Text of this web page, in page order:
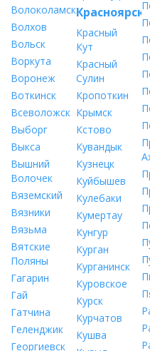
Волоколамск
Волхов
Вольск
Воркута
Воронеж
Воткинск
Всеволожск
Выборг
Выкса
Вышний
Волочек
Вяземский
Вязники
Вязьма
Вятские
Поляны
Гагарин
Гай
Гатчина
Геленджик
Георгиевск
Красноярск
Красный
Кут
Красный
Сулин
Кропоткин
Крымск
Кстово
Кувандык
Кузнецк
Куйбышев
Кулебаки
Кумертау
Кунгур
Курган
Курганинск
Куровское
Курск
Курчатов
Кушва